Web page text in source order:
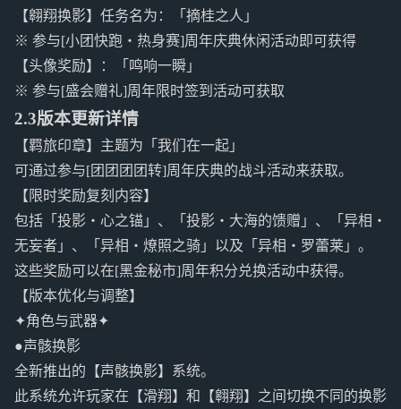
【翱翔换影】任务名为：「摘桂之人」
※ 参与[小团快跑・热身赛]周年庆典休闲活动即可获得
【头像奖励】：「鸣响一瞬」
※ 参与[盛会赠礼]周年限时签到活动可获取
2.3版本更新详情
【羁旅印章】主题为「我们在一起」
可通过参与[团团团团转]周年庆典的战斗活动来获取。
【限时奖励复刻内容】
包括「投影・心之锚」、「投影・大海的馈赠」、「异相・
无妄者」、「异相・燎照之骑」以及「异相・罗蕾莱」。
这些奖励可以在[黑金秘市]周年积分兑换活动中获得。
【版本优化与调整】
✦角色与武器✦
●声骸换影
全新推出的【声骸换影】系统。
此系统允许玩家在【滑翔】和【翱翔】之间切换不同的换影